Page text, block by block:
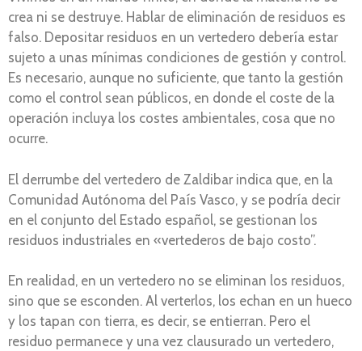
crea ni se destruye. Hablar de eliminación de residuos es
falso. Depositar residuos en un vertedero debería estar
sujeto a unas mínimas condiciones de gestión y control.
Es necesario, aunque no suficiente, que tanto la gestión
como el control sean públicos, en donde el coste de la
operación incluya los costes ambientales, cosa que no
ocurre.
El derrumbe del vertedero de Zaldibar indica que, en la
Comunidad Autónoma del País Vasco, y se podría decir
en el conjunto del Estado español, se gestionan los
residuos industriales en «vertederos de bajo costo”.
En realidad, en un vertedero no se eliminan los residuos,
sino que se esconden. Al verterlos, los echan en un hueco
y los tapan con tierra, es decir, se entierran. Pero el
residuo permanece y una vez clausurado un vertedero,